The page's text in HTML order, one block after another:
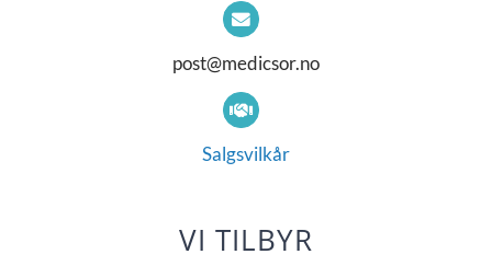
post@medicsor.no
Salgsvilkår
VI TILBYR